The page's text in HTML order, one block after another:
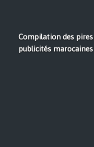
Compilation des pires
publicités marocaines